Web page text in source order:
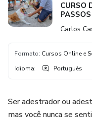
CURSO
Carlos
Formato: Cursos Online e
Idioma: Português
Ser adestrador ou
mas você nunca se